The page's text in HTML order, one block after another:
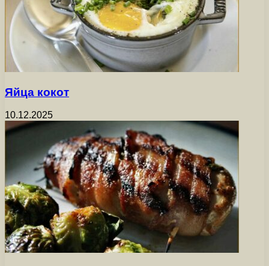
Яйца кокот
10.12.2025